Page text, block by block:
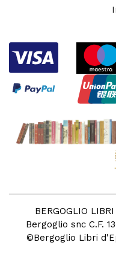
BERGOGLIO
Bergoglio snc C.F.
©Bergoglio Libri